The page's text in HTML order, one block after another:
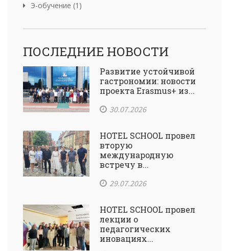
Э-обучение (1)
ПОСЛЕДНИЕ НОВОСТИ
Развитие устойчивой
гастрономии: новости
проекта Erasmus+ из...
30.07.2026
HOTEL SCHOOL провел
вторую
международную
встречу в...
29.07.2026
HOTEL SCHOOL провел
лекции о
педагогических
иновациях...